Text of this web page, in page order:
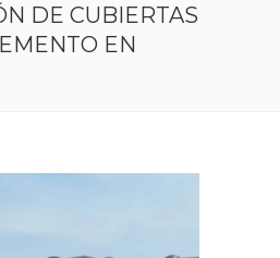
DE CUBIERTAS
EN